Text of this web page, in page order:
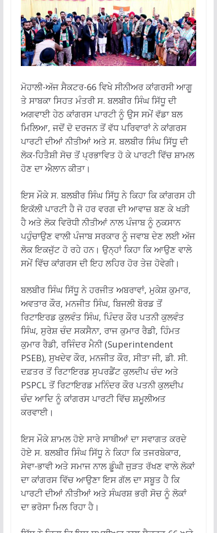
ਮੋਹਾਲੀ-ਅੱਜ ਸੈਕਟਰ-66 ਵਿਖੇ ਸੀਨੀਅਰ ਕਾਂਗਰਸੀ ਆਗੂ
ਤੇ ਸਾਬਕਾ ਸਿਹਤ ਮੰਤਰੀ ਸ. ਬਲਬੀਰ ਸਿੰਘ ਸਿੱਧੂ ਦੀ
ਅਗਵਾਈ ਹੇਠ ਕਾਂਗਰਸ ਪਾਰਟੀ ਨੂੰ ਉਸ ਸਮੇਂ ਵੱਡਾ ਬਲ
ਮਿਲਿਆ, ਜਦੋਂ ਦੋ ਦਰਜਨ ਤੋਂ ਵੱਧ ਪਰਿਵਾਰਾਂ ਨੇ ਕਾਂਗਰਸ
ਪਾਰਟੀ ਦੀਆਂ ਨੀਤੀਆਂ ਅਤੇ ਸ. ਬਲਬੀਰ ਸਿੰਘ ਸਿੱਧੂ ਦੀ
ਲੋਕ-ਹਿਤੈਸ਼ੀ ਸੋਚ ਤੋਂ ਪ੍ਰਭਾਵਿਤ ਹੋ ਕੇ ਪਾਰਟੀ ਵਿੱਚ ਸ਼ਾਮਲ
ਹੋਣ ਦਾ ਐਲਾਨ ਕੀਤਾ।
ਇਸ ਮੌਕੇ ਸ. ਬਲਬੀਰ ਸਿੰਘ ਸਿੱਧੂ ਨੇ ਕਿਹਾ ਕਿ ਕਾਂਗਰਸ ਹੀ
ਇਕੱਲੀ ਪਾਰਟੀ ਹੈ ਜੋ ਹਰ ਵਰਗ ਦੀ ਆਵਾਜ਼ ਬਣ ਕੇ ਖੜੀ
ਹੈ ਅਤੇ ਲੋਕ ਵਿਰੋਧੀ ਨੀਤੀਆਂ ਨਾਲ ਪੰਜਾਬ ਨੂੰ ਨੁਕਸਾਨ
ਪਹੁੰਚਾਉਣ ਵਾਲੀ ਪੰਜਾਬ ਸਰਕਾਰ ਨੂੰ ਜਵਾਬ ਦੇਣ ਲਈ ਅੱਜ
ਲੋਕ ਇਕਜੁੱਟ ਹੋ ਰਹੇ ਹਨ। ਉਨ੍ਹਾਂ ਕਿਹਾ ਕਿ ਆਉਣ ਵਾਲੇ
ਸਮੇਂ ਵਿੱਚ ਕਾਂਗਰਸ ਦੀ ਇਹ ਲਹਿਰ ਹੋਰ ਤੇਜ਼ ਹੋਵੇਗੀ।
ਬਲਬੀਰ ਸਿੰਘ ਸਿੱਧੂ ਨੇ ਹਰਜੀਤ ਅਬਰਾਵਾਂ, ਮੁਕੇਸ਼ ਕੁਮਾਰ,
ਅਵਤਾਰ ਕੌਰ, ਮਨਜੀਤ ਸਿੰਘ, ਬਿਜਲੀ ਬੋਰਡ ਤੋਂ
ਰਿਟਾਇਰਡ ਕੁਲਵੰਤ ਸਿੰਘ, ਪਿੰਦਰ ਕੌਰ ਪਤਨੀ ਕੁਲਵੰਤ
ਸਿੰਘ, ਸੁਰੇਸ਼ ਚੰਦ ਸਕਸੈਨਾ, ਰਾਜ ਕੁਮਾਰ ਰੈਡੀ, ਹਿੰਮਤ
ਕੁਮਾਰ ਰੈਡੀ, ਰਜਿੰਦਰ ਮੈਨੀ (Superintendent
PSEB), ਸੁਖਦੇਵ ਕੌਰ, ਮਨਜੀਤ ਕੌਰ, ਸੀਤਾ ਜੀ, ਡੀ. ਸੀ.
ਦਫ਼ਤਰ ਤੋਂ ਰਿਟਾਇਰਡ ਸੁਪਰਡੈਂਟ ਕੁਲਦੀਪ ਚੰਦ ਅਤੇ
PSPCL ਤੋਂ ਰਿਟਾਇਰਡ ਮਨਿੰਦਰ ਕੌਰ ਪਤਨੀ ਕੁਲਦੀਪ
ਚੰਦ ਆਦਿ ਨੂੰ ਕਾਂਗਰਸ ਪਾਰਟੀ ਵਿੱਚ ਸ਼ਮੂਲੀਅਤ
ਕਰਵਾਈ।
ਇਸ ਮੌਕੇ ਸ਼ਾਮਲ ਹੋਏ ਸਾਰੇ ਸਾਥੀਆਂ ਦਾ ਸਵਾਗਤ ਕਰਦੇ
ਹੋਏ ਸ. ਬਲਬੀਰ ਸਿੰਘ ਸਿੱਧੂ ਨੇ ਕਿਹਾ ਕਿ ਤਜਰਬੇਕਾਰ,
ਸੇਵਾ-ਭਾਵੀ ਅਤੇ ਸਮਾਜ ਨਾਲ ਡੂੰਘੀ ਜੁੜਤ ਰੱਖਣ ਵਾਲੇ ਲੋਕਾਂ
ਦਾ ਕਾਂਗਰਸ ਵਿੱਚ ਆਉਣਾ ਇਸ ਗੱਲ ਦਾ ਸਬੂਤ ਹੈ ਕਿ
ਪਾਰਟੀ ਦੀਆਂ ਨੀਤੀਆਂ ਅਤੇ ਸੰਘਰਸ਼ ਭਰੀ ਸੋਚ ਨੂੰ ਲੋਕਾਂ
ਦਾ ਭਰੋਸਾ ਮਿਲ ਰਿਹਾ ਹੈ।